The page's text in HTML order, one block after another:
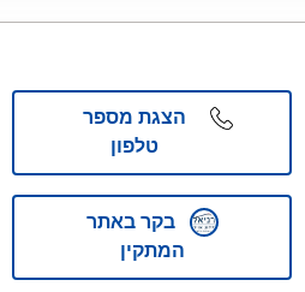
הצגת מספר
טלפון
בקר באתר
המתקין